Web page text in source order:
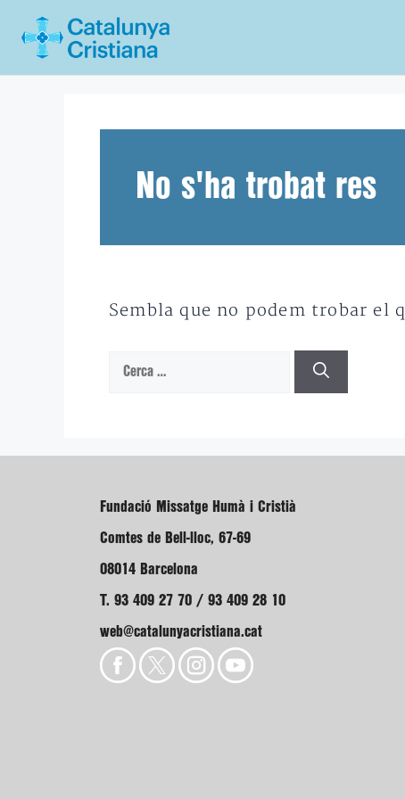
No s'ha trobat res
Sembla que no podem trobar el
Cerca:
Fundació Missatge Humà i Cristià
Comtes de Bell-lloc, 67-69
08014 Barcelona
T. 93 409 27 70 / 93 409 28 10
web@catalunyacristiana.cat